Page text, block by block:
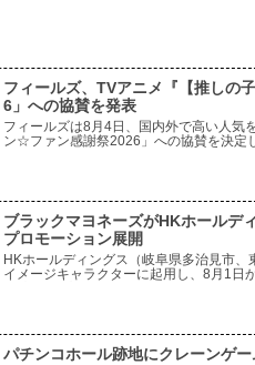
フィールズ、TVアニメ『【推しの
6」への協賛を発表
フィールズは8月4日、国内外で高い人気
ン☆ファン感謝祭2026」への協賛を決定
種トーキョーグール』をはじめとする多
ブラックマヨネーズがHKホールデ
プロモーション展開
HKホールディングス（岐阜県多治見市
イメージキャラクターに起用し、8月1日
パチンコホール跡地にクレーンゲ